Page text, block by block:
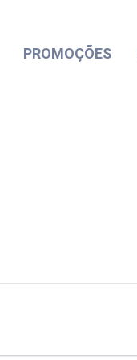
PROMOÇÕES